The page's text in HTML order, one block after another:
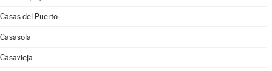
Casas del Puerto
Casasola
Casavieja